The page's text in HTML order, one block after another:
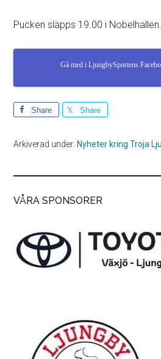
Pucken släpps 19.00 i Nobelhallen.
Gå med i LjungbySportens
Share Share
Arkiverad under: Nyheter kring Troja
VÅRA SPONSORER